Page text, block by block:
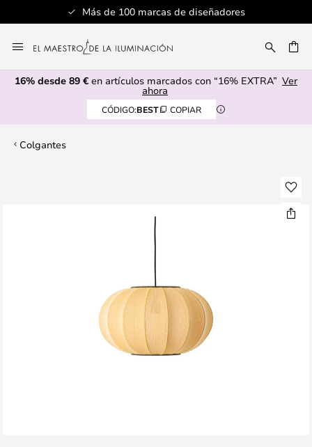
Más de 100 marcas de diseñadores
al
contenido
16% desde 89 € en artículos marcados con “16% EXTRA” Ver
ahora
CÓDIGO:BEST COPIAR
Colgantes